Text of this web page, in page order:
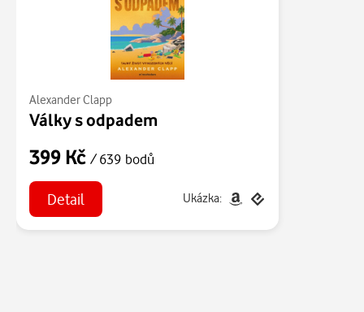
Alexander Clapp
Války s odpadem
399 Kč / 639 bodů
Detail Ukázka: